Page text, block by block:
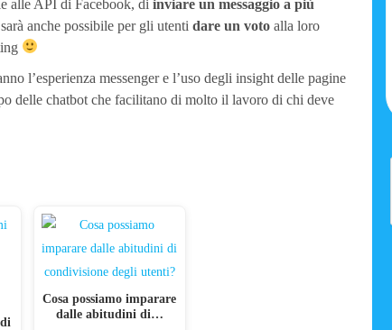
alle API di Facebook, di inviare un messaggio a più
anche possibile per gli utenti dare un voto alla loro
l’esperienza messenger e l’uso degli insight delle pagine
delle chatbot che facilitano di molto il lavoro di chi deve
Cosa possiamo imparare
dalle abitudini di…